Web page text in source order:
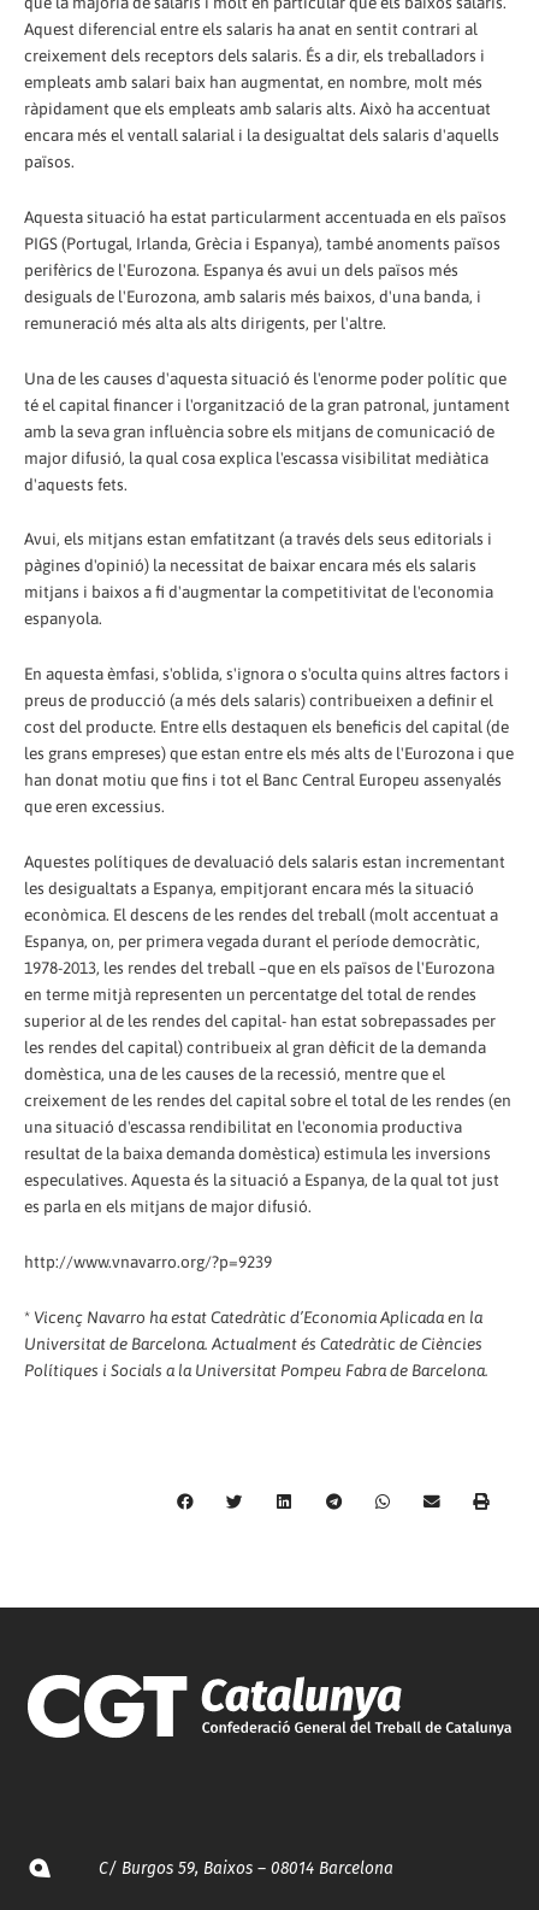
Aquest diferencial entre els salaris ha anat en sentit contrari al
creixement dels receptors dels salaris. És a dir, els treballadors i
empleats amb salari baix han augmentat, en nombre, molt més
ràpidament que els empleats amb salaris alts. Això ha accentuat
encara més el ventall salarial i la desigualtat dels salaris d'aquells
països.
Aquesta situació ha estat particularment accentuada en els països
PIGS (Portugal, Irlanda, Grècia i Espanya), també anoments països
perifèrics de l'Eurozona. Espanya és avui un dels països més
desiguals de l'Eurozona, amb salaris més baixos, d'una banda, i
remuneració més alta als alts dirigents, per l'altre.
Una de les causes d'aquesta situació és l'enorme poder polític que
té el capital financer i l'organització de la gran patronal, juntament
amb la seva gran influència sobre els mitjans de comunicació de
major difusió, la qual cosa explica l'escassa visibilitat mediàtica
d'aquests fets.
Avui, els mitjans estan emfatitzant (a través dels seus editorials i
pàgines d'opinió) la necessitat de baixar encara més els salaris
mitjans i baixos a fi d'augmentar la competitivitat de l'economia
espanyola.
En aquesta èmfasi, s'oblida, s'ignora o s'oculta quins altres factors i
preus de producció (a més dels salaris) contribueixen a definir el
cost del producte. Entre ells destaquen els beneficis del capital (de
les grans empreses) que estan entre els més alts de l'Eurozona i que
han donat motiu que fins i tot el Banc Central Europeu assenyalés
que eren excessius.
Aquestes polítiques de devaluació dels salaris estan incrementant
les desigualtats a Espanya, empitjorant encara més la situació
econòmica. El descens de les rendes del treball (molt accentuat a
Espanya, on, per primera vegada durant el període democràtic,
1978-2013, les rendes del treball –que en els països de l'Eurozona
en terme mitjà representen un percentatge del total de rendes
superior al de les rendes del capital- han estat sobrepassades per
les rendes del capital) contribueix al gran dèficit de la demanda
domèstica, una de les causes de la recessió, mentre que el
creixement de les rendes del capital sobre el total de les rendes (en
una situació d'escassa rendibilitat en l'economia productiva
resultat de la baixa demanda domèstica) estimula les inversions
especulatives. Aquesta és la situació a Espanya, de la qual tot just
es parla en els mitjans de major difusió.
http://www.vnavarro.org/?p=9239
* Vicenç Navarro ha estat Catedràtic d’Economia Aplicada en la
Universitat de Barcelona. Actualment és Catedràtic de Ciències
Polítiques i Socials a la Universitat Pompeu Fabra de Barcelona.
C/ Burgos 59, Baixos – 08014 Barcelona